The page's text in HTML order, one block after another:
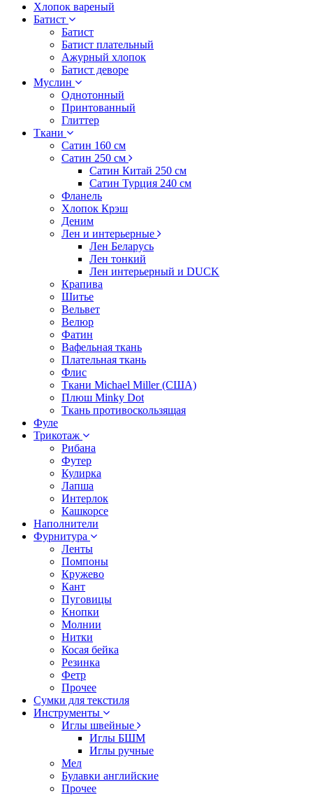
Хлопок вареный
Батист
Батист
Батист плательный
Ажурный хлопок
Батист деворе
Муслин
Однотонный
Принтованный
Глиттер
Ткани
Сатин 160 см
Сатин 250 см
Сатин Китай 250 см
Сатин Турция 240 см
Фланель
Хлопок Крэш
Деним
Лен и интерьерные
Лен Беларусь
Лен тонкий
Лен интерьерный и DUCK
Крапива
Шитье
Вельвет
Велюр
Фатин
Вафельная ткань
Плательная ткань
Флис
Ткани Michael Miller (США)
Плюш Minky Dot
Ткань противоскользящая
Фуле
Трикотаж
Рибана
Футер
Кулирка
Лапша
Интерлок
Кашкорсе
Наполнители
Фурнитура
Ленты
Помпоны
Кружево
Кант
Пуговицы
Кнопки
Молнии
Нитки
Косая бейка
Резинка
Фетр
Прочее
Сумки для текстиля
Инструменты
Иглы швейные
Иглы БШМ
Иглы ручные
Мел
Булавки английские
Прочее